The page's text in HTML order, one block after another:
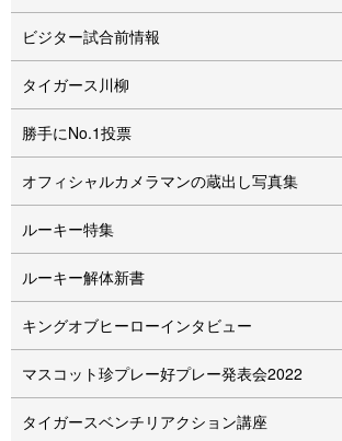
ビジター試合前情報
タイガース川柳
勝手にNo.1投票
オフィシャルカメラマンの蔵出し写真集
ルーキー特集
ルーキー解体新書
キングオブヒーローインタビュー
マスコット珍プレー好プレー発表会2022
タイガースベンチリアクション講座